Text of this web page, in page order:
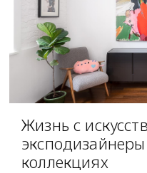
Жизнь с
коллекциях